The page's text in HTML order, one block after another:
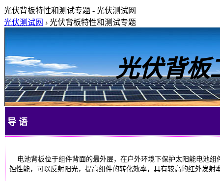
光伏背板特性和测试专题 - 光伏测试网
光伏测试网 › 光伏背板特性和测试专题
光伏背板
导 语
电池背板位于组件背面的最外层，在户外环境下保护太阳能电池
蚀性能，可以反射阳光，提高组件的转化效率，具有较高的红外发射